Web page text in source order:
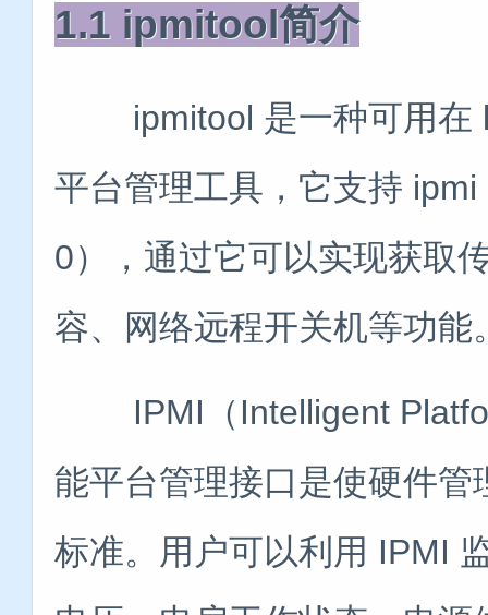
1.1 ipmitool简介
ipmitool 是一种可用在
平台管理工具，它支持
0），通过它可以实现获取
容、网络远程开关机等功能
IPMI（Intelligent
能平台管理接口是使硬件管
标准。用户可以利用 IPMI